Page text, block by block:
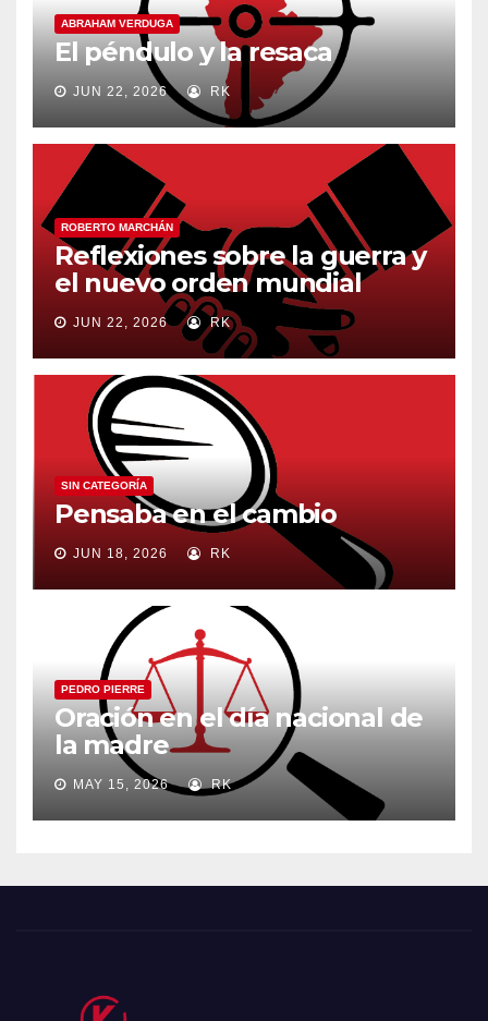
ABRAHAM VERDUGA
El péndulo y la resaca
JUN 22, 2026 RK
ROBERTO MARCHÁN
Reflexiones sobre la guerra y
el nuevo orden mundial
JUN 22, 2026 RK
SIN CATEGORÍA
Pensaba en el cambio
JUN 18, 2026 RK
PEDRO PIERRE
Oración en el día nacional de
la madre
MAY 15, 2026 RK